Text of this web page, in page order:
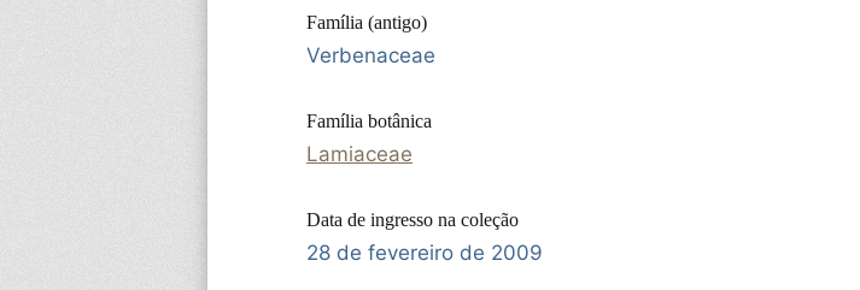
Família (antigo)
Verbenaceae
Família botânica
Lamiaceae
Data de ingresso na coleção
28 de fevereiro de 2009